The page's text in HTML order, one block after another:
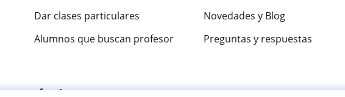
Dar clases particulares
Alumnos que buscan profesor
Novedades y Blog
Preguntas y respuestas